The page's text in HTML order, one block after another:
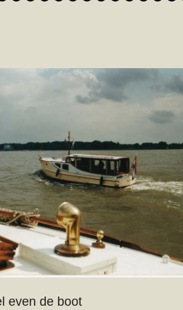
even de boot